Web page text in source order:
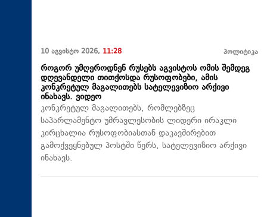
10 აგვისტო 2026, 11:28 პოლიტიკა
როგორ უმღეროდნენ რუსებს აგვისტოს ომის შემდეგ
დღევანდელი თითქოსდა რუსოფობები, ამის
კონკრეტულ მაგალითებს სატელევიზიო არქივი
ინახავს. ვიდეო
კონკრეტულ მაგალითებს, რომლებზეც
საპარლამენტო უმრავლესობის ლიდერი ირაკლი
კირცხალია რუსოფობიასთან დაკავშირებით
გამოქვეყნებულ პოსტში წერს, სატელევიზიო არქივი
ინახავს.